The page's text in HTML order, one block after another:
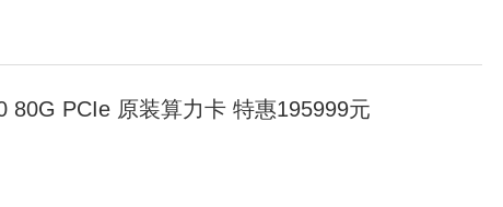
80G PCIe 原装算力卡 特惠195999元